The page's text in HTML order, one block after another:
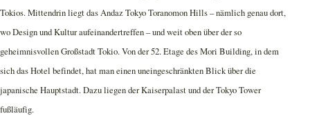
Tokios. Mittendrin liegt das Andaz Tokyo Toranomon Hills – nämlich genau dort,
wo Design und Kultur aufeinandertreffen – und weit oben über der so
geheimnisvollen Großstadt Tokio. Von der 52. Etage des Mori Building, in dem
sich das Hotel befindet, hat man einen uneingeschränkten Blick über die
japanische Hauptstadt. Dazu liegen der Kaiserpalast und der Tokyo Tower
fußläufig.